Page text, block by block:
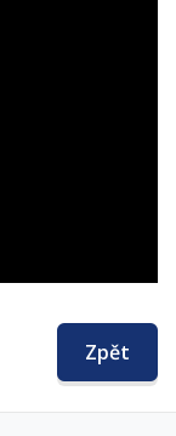
Zpět